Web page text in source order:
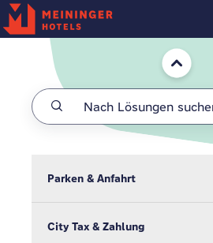
Zum hauptsächlichen Inhalt gehen
Parken & Anfahrt
City Tax & Zahlung